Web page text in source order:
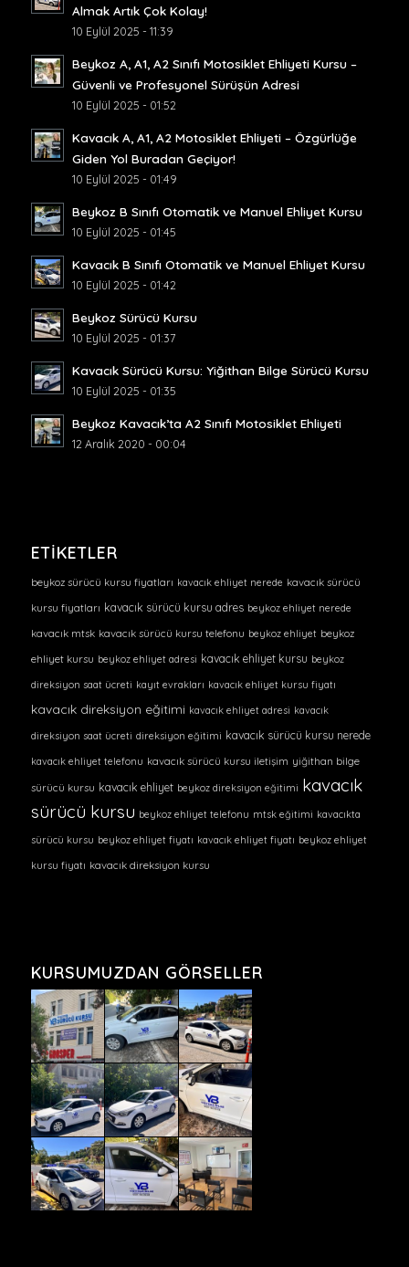
Almak Artık Çok Kolay!
10 Eylül 2025 - 11:39
Beykoz A, A1, A2 Sınıfı Motosiklet Ehliyeti Kursu –
Güvenli ve Profesyonel Sürüşün Adresi
10 Eylül 2025 - 01:52
Kavacık A, A1, A2 Motosiklet Ehliyeti – Özgürlüğe
Giden Yol Buradan Geçiyor!
10 Eylül 2025 - 01:49
Beykoz B Sınıfı Otomatik ve Manuel Ehliyet Kursu
10 Eylül 2025 - 01:45
Kavacık B Sınıfı Otomatik ve Manuel Ehliyet Kursu
10 Eylül 2025 - 01:42
Beykoz Sürücü Kursu
10 Eylül 2025 - 01:37
Kavacık Sürücü Kursu: Yiğithan Bilge Sürücü Kursu
10 Eylül 2025 - 01:35
Beykoz Kavacık’ta A2 Sınıfı Motosiklet Ehliyeti
12 Aralık 2020 - 00:04
ETIKETLER
beykoz sürücü kursu fiyatları kavacık ehliyet nerede kavacık sürücü
kursu fiyatları kavacık sürücü kursu adres beykoz ehliyet nerede
kavacık mtsk kavacık sürücü kursu telefonu beykoz ehliyet beykoz
ehliyet kursu beykoz ehliyet adresi kavacık ehliyet kursu beykoz
direksiyon saat ücreti kayıt evrakları kavacık ehliyet kursu fiyatı
kavacık direksiyon eğitimi kavacık ehliyet adresi kavacık
direksiyon saat ücreti direksiyon eğitimi kavacık sürücü kursu nerede
kavacık ehliyet telefonu kavacık sürücü kursu iletişim yiğithan bilge
sürücü kursu kavacık ehliyet beykoz direksiyon eğitimi kavacık
sürücü kursu beykoz ehliyet telefonu mtsk eğitimi kavacıkta
sürücü kursu beykoz ehliyet fiyatı kavacık ehliyet fiyatı beykoz ehliyet
kursu fiyatı kavacık direksiyon kursu
KURSUMUZDAN GÖRSELLER